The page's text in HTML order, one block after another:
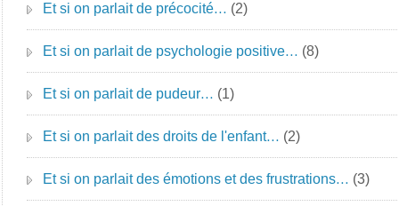
Et si on parlait de précocité… (2)
Et si on parlait de psychologie positive… (8)
Et si on parlait de pudeur… (1)
Et si on parlait des droits de l'enfant… (2)
Et si on parlait des émotions et des frustrations… (3)